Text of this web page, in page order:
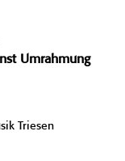
Umrahmung
Triesen